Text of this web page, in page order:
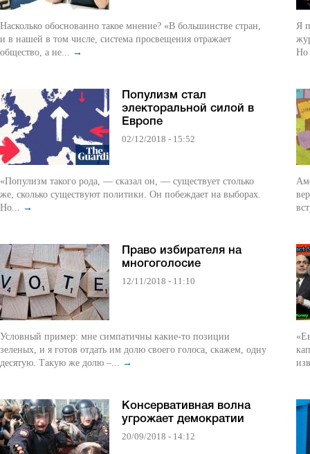
Насколько обоснованно такое мнение? «В большинстве стран,
и в нашей в том числе, система просвещения отражает
общество, а не... →
Популизм стал
электоральной силой в
Европе
02/12/2018 - 15:52
«Популизм такого рода, — сказал он, — существует столько
же, сколько существуют политики. Он побеждает на выборах.
Но... →
Право избирателя на
многоголосие
12/11/2018 - 11:10
Условный пример: мне симпатичны какие-то позиции
зеленых, и я готов отдать им долю своего голоса, скажем, одну
десятую. Такую же долю –... →
Консервативная волна
угрожает демократии
20/09/2018 - 14:12
Я
Но